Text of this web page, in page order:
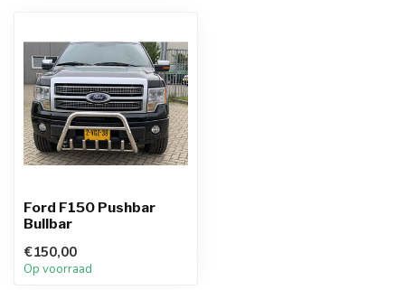
Ford F150 Pushbar
Bullbar
€150,00
Op voorraad